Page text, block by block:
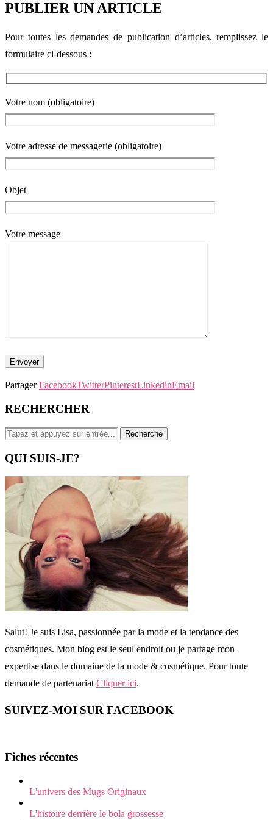
PUBLIER UN ARTICLE
Pour toutes les demandes de publication d’articles, remplissez le
formulaire ci-dessous :
Votre nom (obligatoire)
Votre adresse de messagerie (obligatoire)
Objet
Votre message
Partager FacebookTwitterPinterestLinkedinEmail
RECHERCHER
QUI SUIS-JE?
Salut! Je suis Lisa, passionnée par la mode et la tendance des
cosmétiques. Mon blog est le seul endroit ou je partage mon
expertise dans le domaine de la mode & cosmétique. Pour toute
demande de partenariat Cliquer ici.
SUIVEZ-MOI SUR FACEBOOK
Fiches récentes
L'univers des Mugs Originaux
L'histoire derrière le bola grossesse